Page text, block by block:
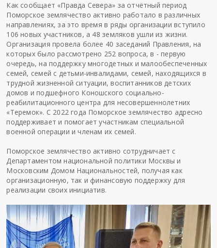
Как сообщает «Правда Севера» за отчётный период
Поморское землячество активно работало в различных
направлениях, за это время в ряды организации вступило
106 новых участников, а 48 земляков ушли из жизни.
Организация провела более 40 заседаний Правления, на
которых было рассмотрено 252 вопроса, в - первую
очередь, на поддержку многодетных и малообеспеченных
семей, семей с детьми-инвалидами, семей, находящихся в
трудной жизненной ситуации, воспитанников детских
домов и подшефного Коношского социально-
реабилитационного центра для несовершеннолетних
«Теремок». С 2022 года Поморское землячество адресно
поддерживает и помогает участникам специальной
военной операции и членам их семей.
Поморское землячество активно сотрудничает с
Департаментом национальной политики Москвы и
Московским Домом Национальностей, получая как
организационную, так и финансовую поддержку для
реализации своих инициатив.